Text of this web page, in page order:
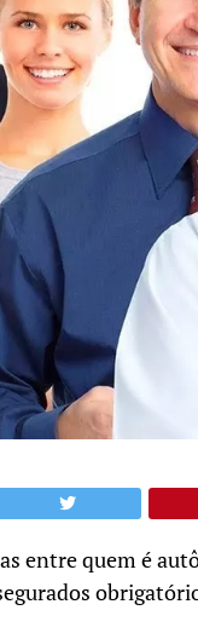
entre quem é